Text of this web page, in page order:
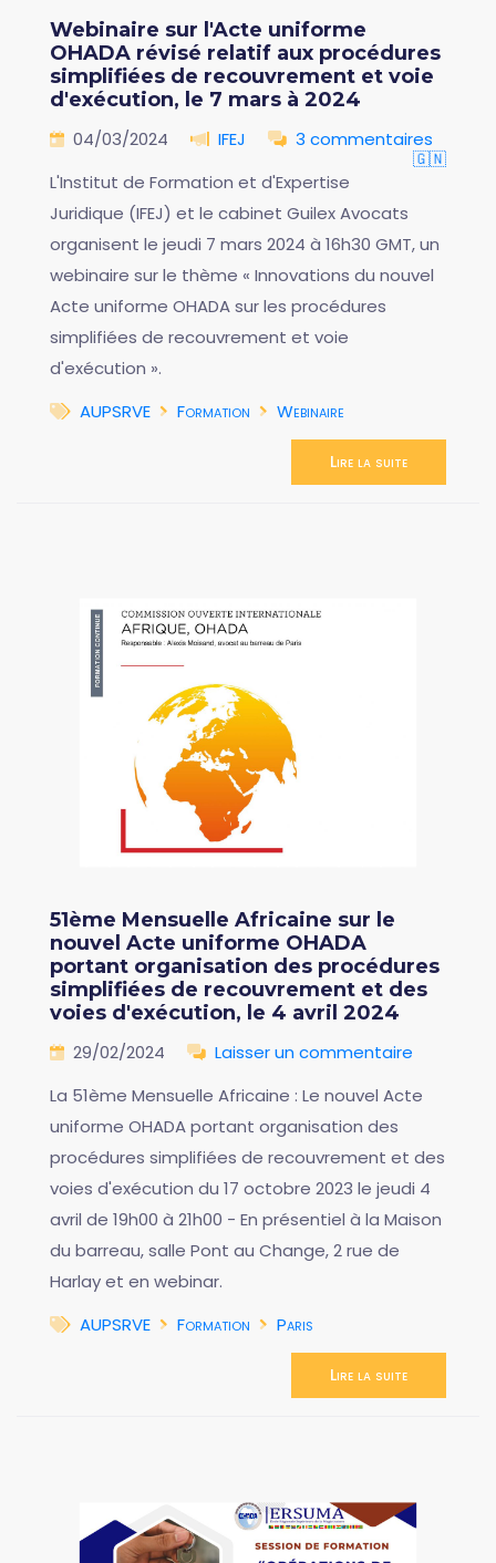
Webinaire sur l'Acte uniforme
OHADA révisé relatif aux procédures
simplifiées de recouvrement et voie
d'exécution, le 7 mars à 2024
04/03/2024 IFEJ
3 commentaires
🇬🇳
L'Institut de Formation et d'Expertise
Juridique (IFEJ) et le cabinet Guilex Avocats
organisent le jeudi 7 mars 2024 à 16h30 GMT, un
webinaire sur le thème « Innovations du nouvel
Acte uniforme OHADA sur les procédures
simplifiées de recouvrement et voie
d'exécution ».
AUPSRVE
Formation Webinaire
Lire la suite
51ème Mensuelle Africaine sur le
nouvel Acte uniforme OHADA
portant organisation des procédures
simplifiées de recouvrement et des
voies d'exécution, le 4 avril 2024
29/02/2024
Laisser un commentaire
La 51ème Mensuelle Africaine : Le nouvel Acte
uniforme OHADA portant organisation des
procédures simplifiées de recouvrement et des
voies d'exécution du 17 octobre 2023 le jeudi 4
avril de 19h00 à 21h00 - En présentiel à la Maison
du barreau, salle Pont au Change, 2 rue de
Harlay et en webinar.
AUPSRVE
Formation Paris
Lire la suite